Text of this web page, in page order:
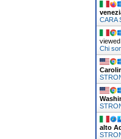
CARA
Chi
alto